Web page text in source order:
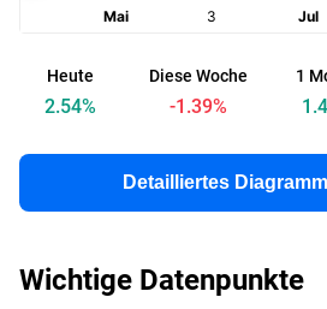
Heute
2.54%
Diese Woche
-1.39%
1
Detailliertes
Wichtige Datenpunkte